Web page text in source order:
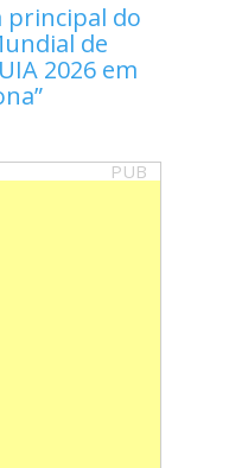
principal do
de
2026 em
PUB